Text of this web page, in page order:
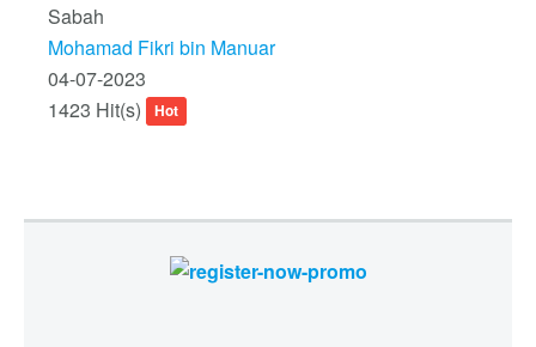
Sabah
Mohamad Fikri bin Manuar
04-07-2023
1423 Hit(s)
Hot